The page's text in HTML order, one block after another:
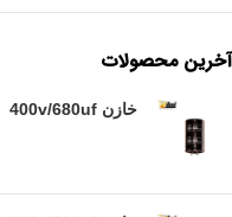
آخرین محصولات
خازن 400v/680uf